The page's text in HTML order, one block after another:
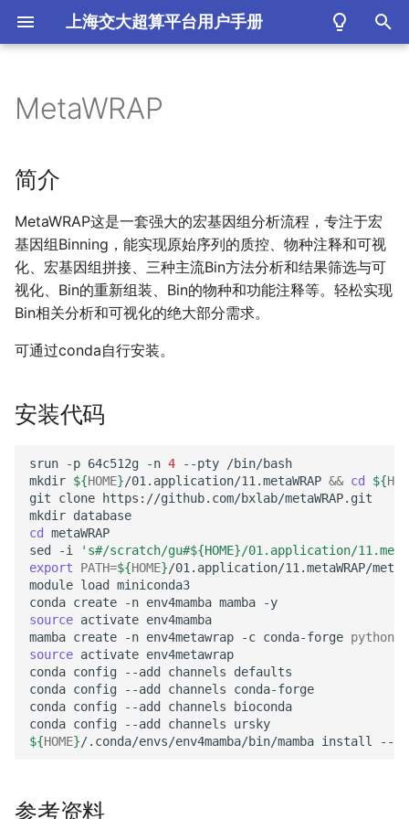
上海交大超算平台用户手册
始
搜
索
简介
安装代码
参考资料
MetaWRAP
简介
MetaWRAP这是一套强大的宏基因组分析流程，专注于宏
基因组Binning，能实现原始序列的质控、物种注释和可视
化、宏基因组拼接、三种主流Bin方法分析和结果筛选与可
视化、Bin的重新组装、Bin的物种和功能注释等。轻松实现
Bin相关分析和可视化的绝大部分需求。
可通过conda自行安装。
安装代码
srun -p 64c512g -n 4 --pty
/bin/bash
mkdir ${HOME}/01.application/11.metaWRAP && cd ${
git
clone https://github.com/bxlab/metaWRAP.git
mkdir
cd metaWRAP
sed
-i
's#/scratch/gu#${HOME}/01.application/
export
PATH=${HOME}/01.application/11.metaWRAP/
module load miniconda3
conda create -n env4mamba mamba
source activate env4mamba
mamba create -n env4metawrap -c conda-forge python
source activate env4metawrap
conda config --add channels
defaults
conda config --add channels
conda-forge
conda config --add channels
bioconda
conda config --add channels
${HOME}/.conda/envs/env4mamba/bin/mamba install --
参考资料